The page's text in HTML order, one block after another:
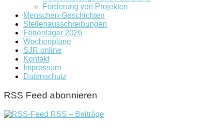
Förderung von Projekten
Menschen-Geschichten
Stellenausschreibungen
Ferienlager 2026
Wochenpläne
SJR online
Kontakt
Impressum
Datenschutz
RSS Feed abonnieren
RSS – Beiträge